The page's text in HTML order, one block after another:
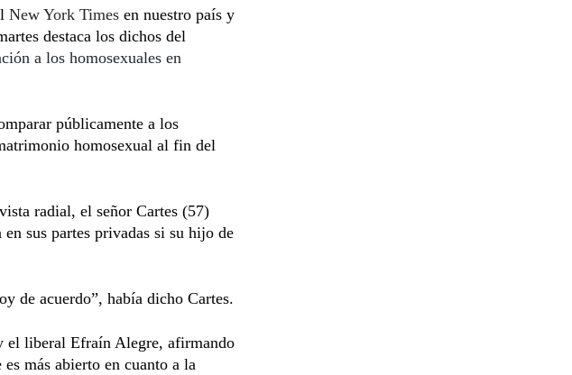
New York Times en nuestro país y
destaca los dichos del
a los homosexuales en
públicamente a los
homosexual al fin del
radial, el señor Cartes (57)
sus partes privadas si su hijo de
de acuerdo”, había dicho Cartes.
el liberal Efraín Alegre, afirmando
más abierto en cuanto a la